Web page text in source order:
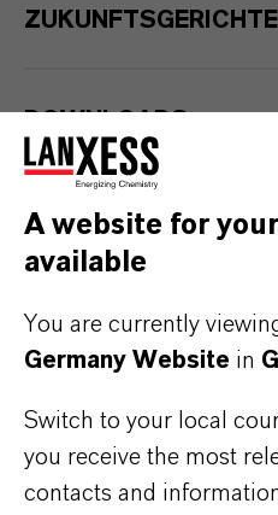
Pressemitteilung
Pressemitteilung
A website for
available
You are currently
Germany Website in
Switch to your local
you receive the most
contacts and